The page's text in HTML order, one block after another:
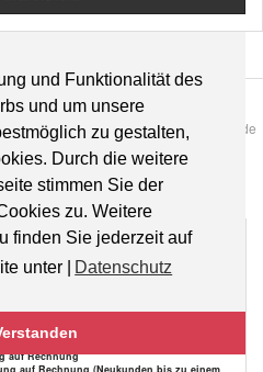
und Funktionalität des
und um unsere
zu gestalten,
Durch die weitere
stimmen Sie der
zu. Weitere
finden Sie jederzeit auf
unter |
Datenschutz
5 6 7 8 9 10 Weiter Ende
Deutschlands
auf Rechnung